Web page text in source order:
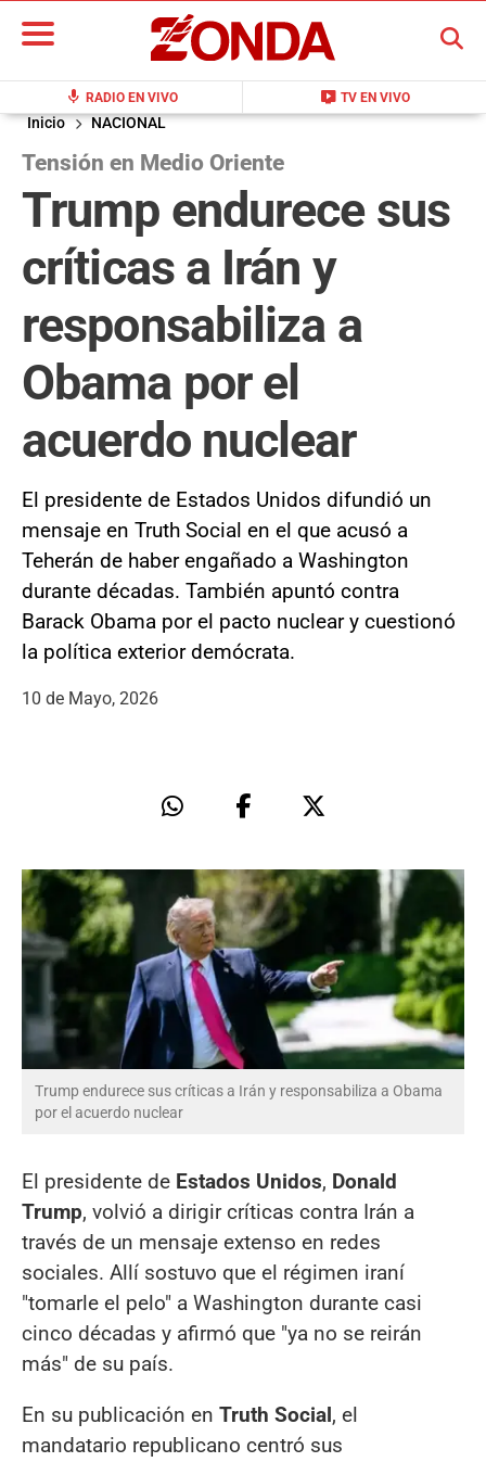
mic RADIO EN VIVO live_tv TV EN VIVO
BUSCAR
Inicio NACIONAL
Tensión en Medio Oriente
Trump endurece sus
críticas a Irán y
responsabiliza a
Obama por el
acuerdo nuclear
El presidente de Estados Unidos difundió un
mensaje en Truth Social en el que acusó a
Teherán de haber engañado a Washington
durante décadas. También apuntó contra
Barack Obama por el pacto nuclear y cuestionó
la política exterior demócrata.
10 de Mayo, 2026
Trump endurece sus críticas a Irán y responsabiliza a Obama
por el acuerdo nuclear
El presidente de Estados Unidos, Donald
Trump, volvió a dirigir críticas contra Irán a
través de un mensaje extenso en redes
sociales. Allí sostuvo que el régimen iraní
"tomarle el pelo" a Washington durante casi
cinco décadas y afirmó que "ya no se reirán
más" de su país.
En su publicación en Truth Social, el
mandatario republicano centró sus